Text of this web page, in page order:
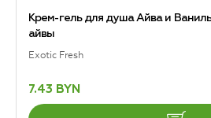
Крем-гель для душа Айва и
айвы
Exotic Fresh
7.43 BYN